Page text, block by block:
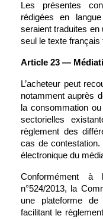
Les présentes
rédigées en
seraient traduites en
seul le texte français
Article 23 —
L’acheteur peut
notamment auprès
la consommation
sectorielles
règlement des
cas de
électronique du
Conformément à
n°524/2013, la
une plateforme
facilitant le